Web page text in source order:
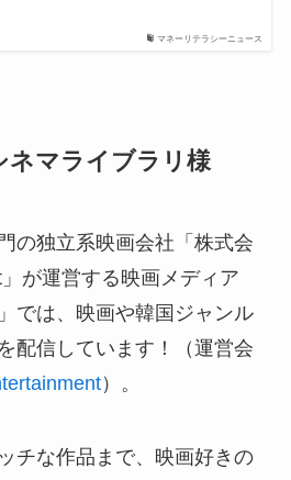
マネーリテラシーニュース
ネマライブラリ様
の独立系映画会社「株式会
が運営する映画メディア
」では、映画や韓国ジャンル
配信しています！（運営会
）。
チな作品まで、映画好きの